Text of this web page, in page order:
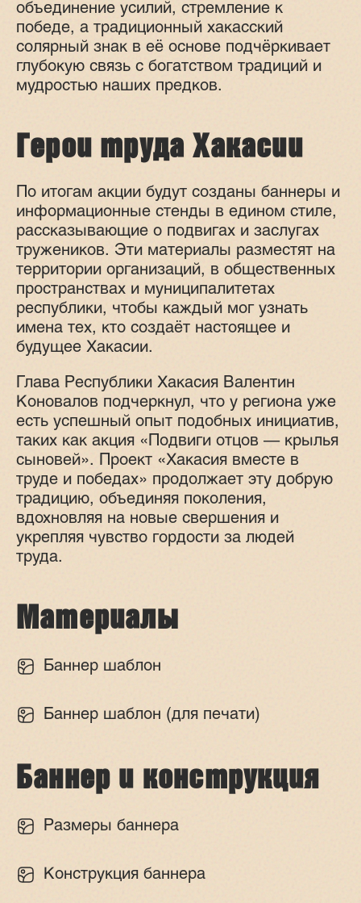
объединение усилий, стремление к
победе, а традиционный хакасский
солярный знак в её основе подчёркивает
глубокую связь с богатством традиций и
мудростью наших предков.
Герои труда Хакасии
По итогам акции будут созданы баннеры и
информационные стенды в едином стиле,
рассказывающие о подвигах и заслугах
тружеников. Эти материалы разместят на
территории организаций, в общественных
пространствах и муниципалитетах
республики, чтобы каждый мог узнать
имена тех, кто создаёт настоящее и
будущее Хакасии.
Глава Республики Хакасия Валентин
Коновалов подчеркнул, что у региона уже
есть успешный опыт подобных инициатив,
таких как акция «Подвиги отцов — крылья
сыновей». Проект «Хакасия вместе в
труде и победах» продолжает эту добрую
традицию, объединяя поколения,
вдохновляя на новые свершения и
укрепляя чувство гордости за людей
труда.
Материалы
Баннер шаблон
Баннер шаблон (для печати)
Баннер и конструкция
Размеры баннера
Конструкция баннера